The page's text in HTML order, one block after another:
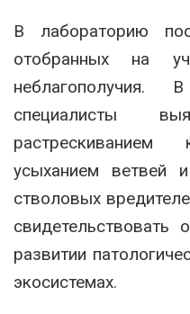
В лабораторию
отобранных на
неблагополучия.
специалисты
растрескиванием
усыханием ветвей
стволовых
свидетельствовать
развитии
экосистемах.